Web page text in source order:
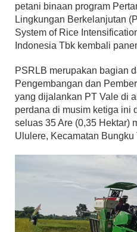
petani binaan program
Lingkungan Berkelanjutan
System of Rice
Indonesia Tbk kembali
PSRLB merupakan bagian
Pengembangan dan
yang dijalankan PT Vale di
perdana di musim ketiga ini
seluas 35 Are (0,35 Hektar)
Ululere, Kecamatan Bungku